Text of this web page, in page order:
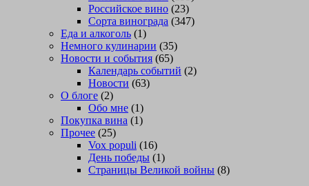
Российское вино (23)
Сорта винограда (347)
Еда и алкоголь (1)
Немного кулинарии (35)
Новости и события (65)
Календарь событий (2)
Новости (63)
О блоге (2)
Обо мне (1)
Покупка вина (1)
Прочее (25)
Vox populi (16)
День победы (1)
Страницы Великой войны (8)